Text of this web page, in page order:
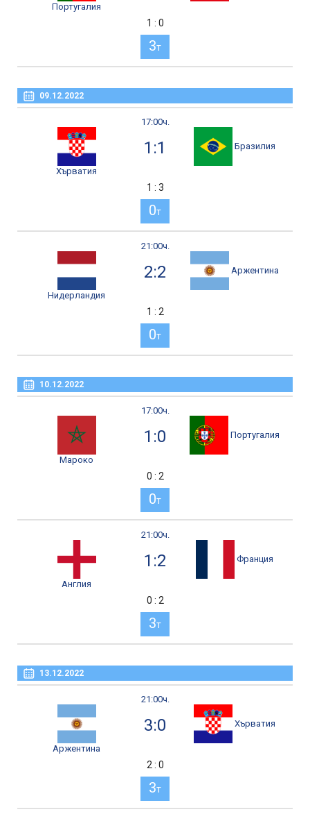
Португалия
1 : 0
3т
09.12.2022
17:00ч.
Хърватия
1:1 Бразилия
1 : 3
0т
21:00ч.
Нидерландия
2:2 Аржентина
1 : 2
0т
10.12.2022
17:00ч.
Мароко
1:0 Португалия
0 : 2
0т
21:00ч.
Англия
1:2 Франция
0 : 2
3т
13.12.2022
21:00ч.
Аржентина
3:0 Хърватия
2 : 0
3т